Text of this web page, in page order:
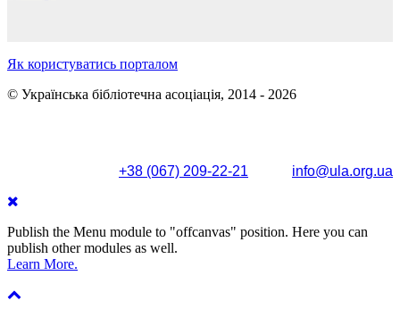
Як користуватись порталом
© Українська бібліотечна асоціація, 2014 - 2026
+38 (067) 209-22-21
info@ula.org.ua
Publish the Menu module to "offcanvas" position. Here you can
publish other modules as well.
Learn More.